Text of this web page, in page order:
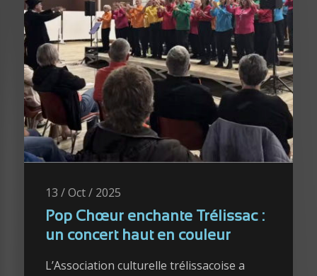
13 / Oct / 2025
Pop Chœur enchante Trélissac :
un concert haut en couleur
L’Association culturelle trélissacoise a